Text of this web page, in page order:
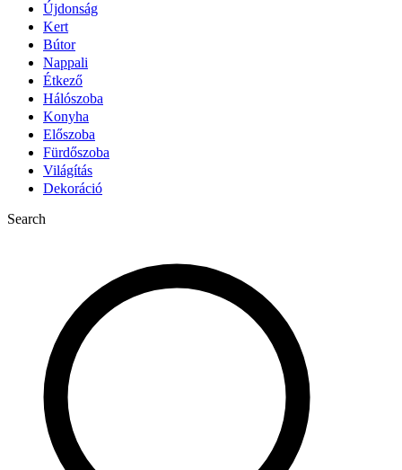
Újdonság
Kert
Bútor
Nappali
Étkező
Hálószoba
Konyha
Előszoba
Fürdőszoba
Világítás
Dekoráció
Search